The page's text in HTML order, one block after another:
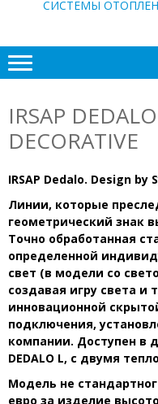
CИСТЕМЫ
IRSAP
DECORATIVE
IRSAP Dedalo. Design by
Линии, которые
геометрический знак
Точно обработанная
определенной
свет (в модели со
создавая игру света и
инновационной
подключения,
компании. Доступен в
DEDALO L, с двумя
Модель не
евро за изделие